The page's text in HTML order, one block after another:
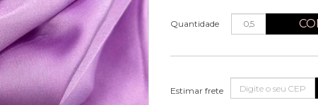
Quantidade